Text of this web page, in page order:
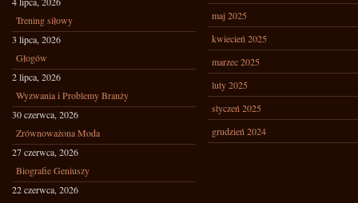
Trening siłowy
3 lipca, 2026
Głogów
2 lipca, 2026
Wyzwania i Problemy Branży
30 czerwca, 2026
Zrównoważona Moda
27 czerwca, 2026
Biografie Geniuszy
22 czerwca, 2026
maj 2025
kwiecień 2025
marzec 2025
luty 2025
styczeń 2025
grudzień 2024